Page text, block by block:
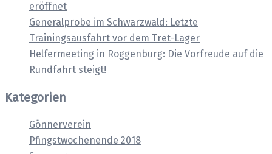
eröffnet
Generalprobe im Schwarzwald: Letzte
Trainingsausfahrt vor dem Tret-Lager
Helfermeeting in Roggenburg: Die Vorfreude auf die
Rundfahrt steigt!
Kategorien
Gönnerverein
Pfingstwochenende 2018